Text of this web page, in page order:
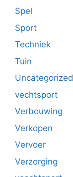
Spel
Sport
Techniek
Tuin
Uncategorized
vechtsport
Verbouwing
Verkopen
Vervoer
Verzorging